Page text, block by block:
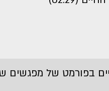
בפורמט של מפגשים